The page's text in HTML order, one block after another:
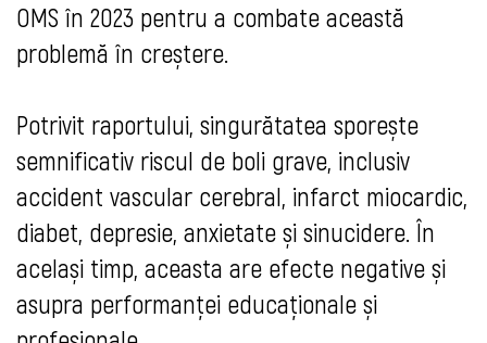
OMS în 2023 pentru a combate această
problemă în creștere.
Potrivit raportului, singurătatea sporește
semnificativ riscul de boli grave, inclusiv
accident vascular cerebral, infarct miocardic,
diabet, depresie, anxietate și sinucidere. În
același timp, aceasta are efecte negative și
asupra performanței educaționale și